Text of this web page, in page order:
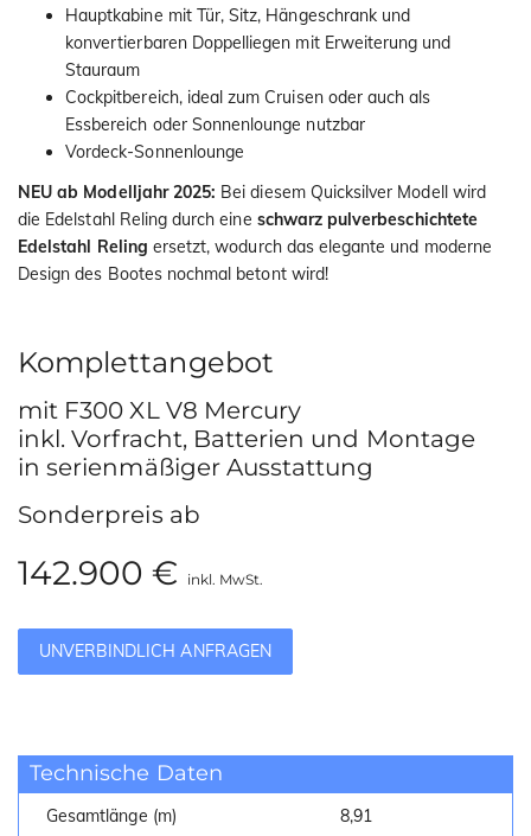
Hauptkabine mit Tür, Sitz, Hängeschrank und
konvertierbaren Doppelliegen mit Erweiterung und
Stauraum
Cockpitbereich, ideal zum Cruisen oder auch als
Essbereich oder Sonnenlounge nutzbar
Vordeck-Sonnenlounge
NEU ab Modelljahr 2025: Bei diesem Quicksilver Modell wird
die Edelstahl Reling durch eine schwarz pulverbeschichtete
Edelstahl Reling ersetzt, wodurch das elegante und moderne
Design des Bootes nochmal betont wird!
Komplettangebot
mit F300 XL V8 Mercury
inkl. Vorfracht, Batterien und Montage
in serienmäßiger Ausstattung
Sonderpreis ab
142.900 € inkl. MwSt.
UNVERBINDLICH ANFRAGEN
Technische Daten
Gesamtlänge (m) 8,91